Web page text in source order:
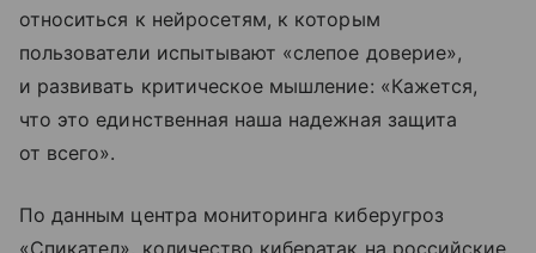
относиться к нейросетям, к которым
пользователи испытывают «слепое доверие»,
и развивать критическое мышление: «Кажется,
что это единственная наша надежная защита
от всего».
По данным центра мониторинга киберугроз